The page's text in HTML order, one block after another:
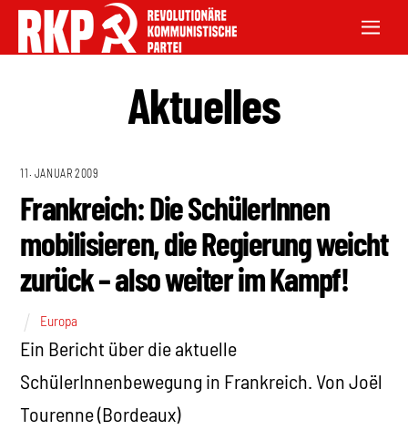
Aktuelles
11. JANUAR 2009
Frankreich: Die SchülerInnen
mobilisieren, die Regierung weicht
zurück – also weiter im Kampf!
Europa
Ein Bericht über die aktuelle
SchülerInnenbewegung in Frankreich. Von Joël
Tourenne (Bordeaux)